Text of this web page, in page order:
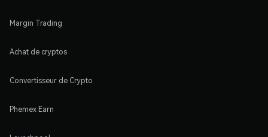
Margin Trading
Achat de cryptos
Convertisseur de Crypto
Phemex Earn